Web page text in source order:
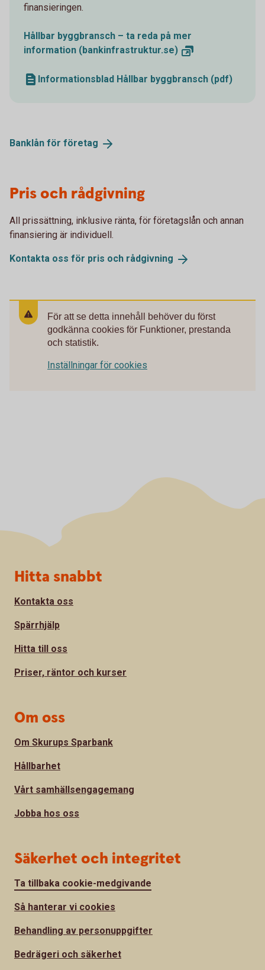
finansieringen.
Hållbar byggbransch – ta reda på mer
information (bankinfrastruktur.se)
Informationsblad Hållbar byggbransch (pdf)
Banklån för företag
Pris och rådgivning
All prissättning, inklusive ränta, för företagslån och annan
finansiering är individuell.
Kontakta oss för pris och rådgivning
För att se detta innehåll behöver du först
godkänna cookies för Funktioner, prestanda
och statistik.
Inställningar för cookies
Sidfot
Hitta snabbt
Kontakta oss
Spärrhjälp
Hitta till oss
Priser, räntor och kurser
Om oss
Om Skurups Sparbank
Hållbarhet
Vårt samhällsengagemang
Jobba hos oss
Säkerhet och integritet
Ta tillbaka cookie-medgivande
Så hanterar vi cookies
Behandling av personuppgifter
Bedrägeri och säkerhet